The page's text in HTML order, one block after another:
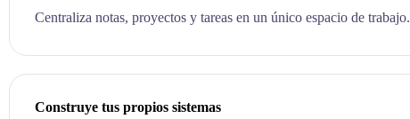
Centraliza notas, proyectos y tareas en un único espacio de trabajo.
Construye tus propios sistemas